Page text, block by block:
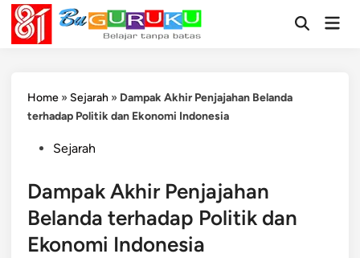
Skip
content
OpenMain
Home » Sejarah » Dampak Akhir Penjajahan Belanda
terhadap Politik dan Ekonomi Indonesia
PostedSejarah
Dampak Akhir Penjajahan
Belanda terhadap Politik dan
Ekonomi Indonesia